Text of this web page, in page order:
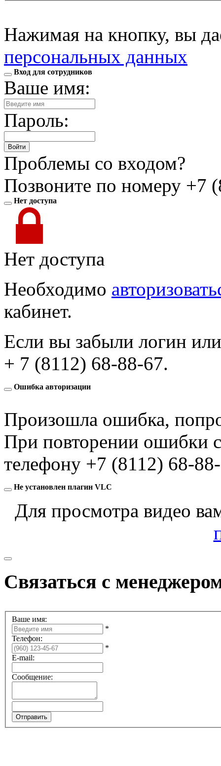
Нажимая на кнопку, вы
персональных данных
Вход для сотрудников
Ваше имя:
Пароль:
Войти
Проблемы со входом?
Позвоните по номеру +7
Нет доступа
Нет доступа
Необходимо
кабинет.
Если вы забыли логин
+ 7 (8112) 68-88-67.
Ошибка авторизации
Произошла ошибка,
При повторении ошибки
телефону +7 (8112) 68-
Не установлен плагин VLC
Для просмотра видео
Связаться с
Ваше имя:
*
Телефон:
*
E-mail:
Сообщение: